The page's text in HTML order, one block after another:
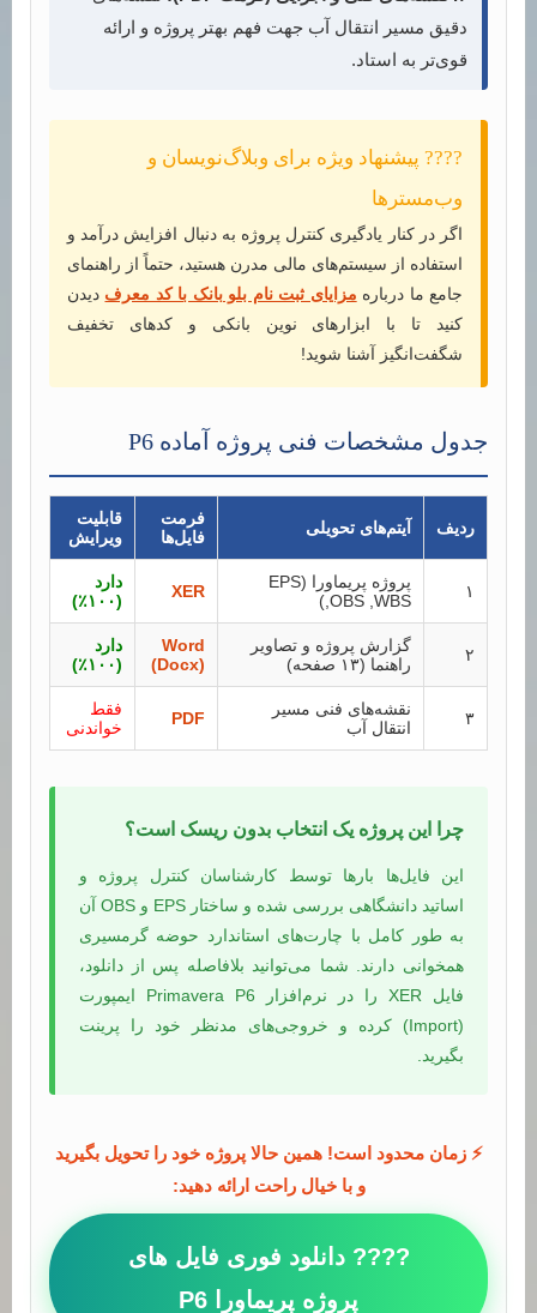
دقیق مسیر انتقال آب جهت فهم بهتر پروژه و ارائه
قوی‌تر به استاد.
???? پیشنهاد ویژه برای وبلاگ‌نویسان و
وب‌مسترها
اگر در کنار یادگیری کنترل پروژه به دنبال افزایش درآمد و
استفاده از سیستم‌های مالی مدرن هستید، حتماً از راهنمای
جامع ما درباره مزایای ثبت نام بلو بانک با کد معرف دیدن
کنید تا با ابزارهای نوین بانکی و کدهای تخفیف
شگفت‌انگیز آشنا شوید!
جدول مشخصات فنی پروژه آماده P6
ردیف آیتم‌های تحویلی
فرمت
فایل‌ها
قابلیت
ویرایش
۱
پروژه پریماورا (EPS
,OBS ,WBS)
XER
دارد
(۱۰۰٪)
۲
گزارش پروژه و تصاویر
راهنما (۱۳ صفحه)
Word
(Docx)
دارد
(۱۰۰٪)
۳
نقشه‌های فنی مسیر
انتقال آب
PDF
فقط
خواندنی
چرا این پروژه یک انتخاب بدون ریسک است؟
این فایل‌ها بارها توسط کارشناسان کنترل پروژه و
اساتید دانشگاهی بررسی شده و ساختار EPS و OBS آن
به طور کامل با چارت‌های استاندارد حوضه گرمسیری
همخوانی دارند. شما می‌توانید بلافاصله پس از دانلود،
فایل XER را در نرم‌افزار Primavera P6 ایمپورت
(Import) کرده و خروجی‌های مدنظر خود را پرینت
بگیرید.
⚡ زمان محدود است! همین حالا پروژه خود را تحویل بگیرید
و با خیال راحت ارائه دهید:
???? دانلود فوری فایل های
پروژه پریماورا P6